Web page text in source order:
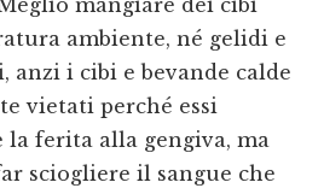
mangiare dei cibi
ambiente, né gelidi e
anzi i cibi e bevande calde
vietati perché essi
ferita alla gengiva, ma
sciogliere il sangue che